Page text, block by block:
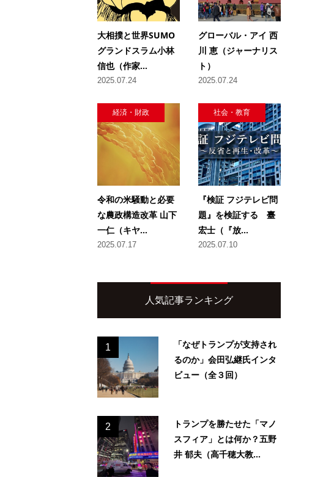
大相撲と世界SUMO
グランドスラム小林
信也（作家...
2025.07.24
グローバル・アイ 西
川 恵（ジャーナリス
ト）
2025.07.24
経済・財政
令和の米騒動と必要
な農政構造改革 山下
一仁（キヤ...
2025.07.17
社会・教育
『検証 フジテレビ問
題』を検証する 臺
宏士（『放...
2025.07.10
人気記事ランキング
1
「なぜトランプが支持され
るのか」会田弘継氏インタ
ビュー（全３回）
2
トランプを勝たせた「マノ
スフィア」とは何か？五野
井 郁夫（高千穂大教...